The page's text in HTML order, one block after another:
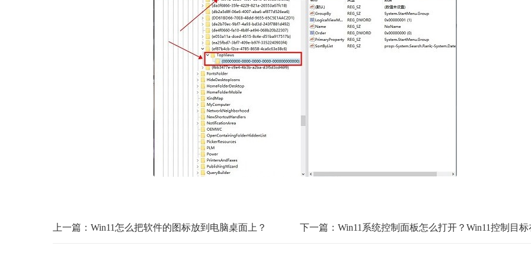
上一篇：Win11怎么把软件的图标放到电脑桌面上？ 下一篇：Win11系统控制面板怎么打开？Win11控制目